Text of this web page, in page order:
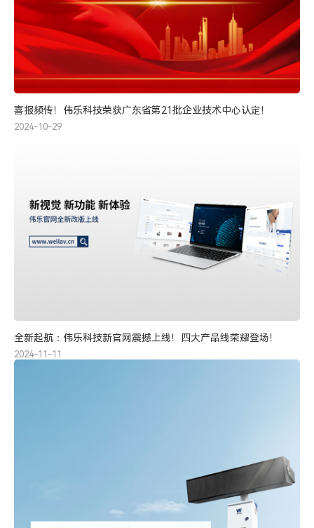
喜报频传！伟乐科技荣获广东省第21批企业技术中心认定！
2024-10-29
全新起航：伟乐科技新官网震撼上线！四大产品线荣耀登场！
2024-11-11